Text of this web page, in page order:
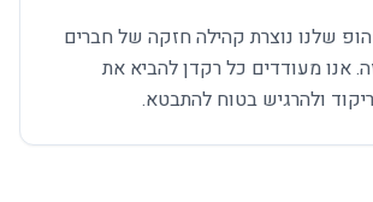
שלנו נוצרת קהילה חזקה של חברים
אנו מעודדים כל רקדן להביא את
ולהרגיש בטוח להתבטא.